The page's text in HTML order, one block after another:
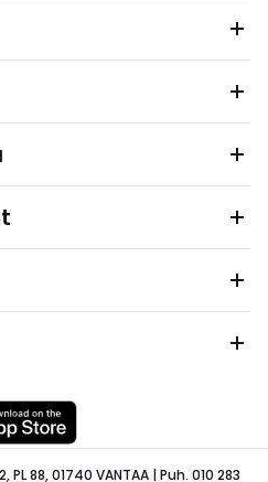
88, 01740 VANTAA | Puh. 010 283